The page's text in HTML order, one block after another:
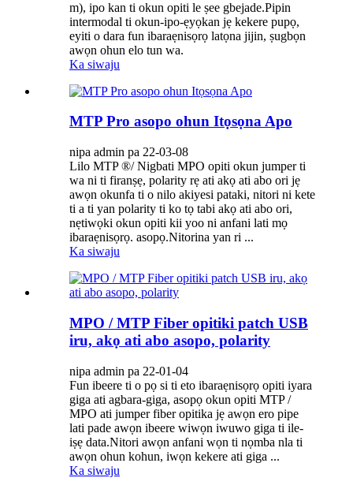
m), ipo kan ti okun opiti le ṣee gbejade.Pipin
intermodal ti okun-ipo-ẹyọkan jẹ kekere pupọ,
eyiti o dara fun ibaraẹnisọrọ latọna jijin, ṣugbọn
awọn ohun elo tun wa.
Ka siwaju
MTP Pro asopo ohun Itọsọna Apo
nipa admin pa 22-03-08
Lilo MTP ®/ Nigbati MPO opiti okun jumper ti
wa ni ti firanṣẹ, polarity rẹ ati akọ ati abo ori jẹ
awọn okunfa ti o nilo akiyesi pataki, nitori ni kete
ti a ti yan polarity ti ko tọ tabi akọ ati abo ori,
nẹtiwọki okun opiti kii yoo ni anfani lati mọ
ibaraẹnisọrọ. asopọ.Nitorina yan ri ...
Ka siwaju
MPO / MTP Fiber opitiki patch USB
iru, akọ ati abo asopo, polarity
nipa admin pa 22-01-04
Fun ibeere ti o pọ si ti eto ibaraẹnisọrọ opiti iyara
giga ati agbara-giga, asopọ okun opiti MTP /
MPO ati jumper fiber opitika jẹ awọn ero pipe
lati pade awọn ibeere wiwọn iwuwo giga ti ile-
iṣẹ data.Nitori awọn anfani wọn ti nọmba nla ti
awọn ohun kohun, iwọn kekere ati giga ...
Ka siwaju